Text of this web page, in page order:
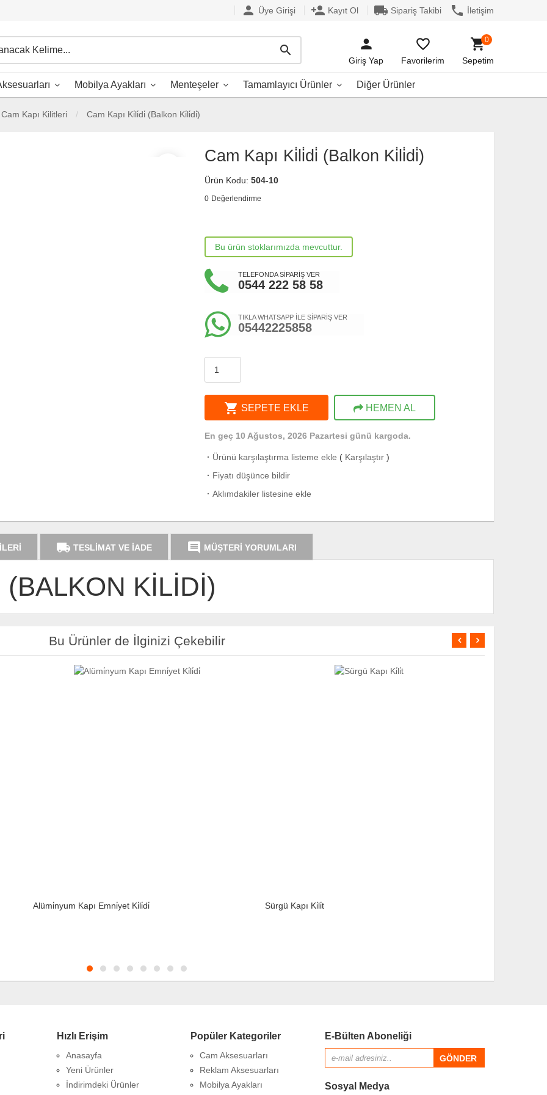
person Üye Girişi person_add Kayıt Ol local_shipping Sipariş Takibi phone İletişim
search person
Giriş Yap
favorite_border
Favorilerim
shopping_cart
Sepetim
0
Mobilya Ayakları Menteşeler Tamamlayıcı Ürünler Diğer Ürünler
Cam Kapı Kilitleri Cam Kapı Ki̇li̇di̇ (Balkon Ki̇li̇di̇)
Cam Kapı Ki̇li̇di̇ (Balkon Ki̇li̇di̇)
Ürün Kodu: 504-10
0 Değerlendirme
Bu ürün stoklarımızda mevcuttur.
TELEFONDA SİPARİŞ VER
0544 222 58 58
TIKLA WHATSAPP İLE SİPARİŞ VER
05442225858
shopping_cart SEPETE EKLE HEMEN AL
En geç 10 Ağustos, 2026 Pazartesi günü kargoda.
· Ürünü karşılaştırma listeme ekle ( Karşılaştır)
· Fiyatı düşünce bildir
· Aklımdakiler listesine ekle
local_shipping TESLİMAT VE İADE comment MÜŞTERİ YORUMLARI
KİLİDİ)
Bu Ürünler de İlginizi Çekebilir
Alümi̇nyum Kapı Emni̇yet Ki̇li̇di̇ Sürgü Kapı Ki̇li̇t
Hızlı Erişim
Anasayfa
Yeni Ürünler
İndirimdeki Ürünler
Popüler Kategoriler
Cam Aksesuarları
Reklam Aksesuarları
Mobilya Ayakları
E-Bülten Aboneliği
Sosyal Medya